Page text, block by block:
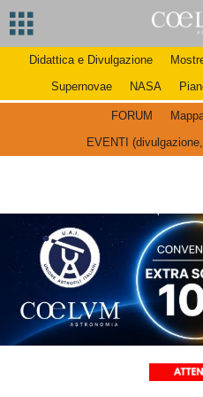
Didattica e Divulgazione
Supernovae
NASA
FORUM
EVENTI